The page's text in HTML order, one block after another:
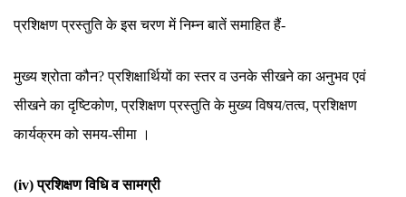
प्रशिक्षण प्रस्तुति के इस चरण में निम्न बातें समाहित हैं-
मुख्य श्रोता कौन? प्रशिक्षार्थियों का स्तर व उनके सीखने का अनुभव एवं
सीखने का दृष्टिकोण, प्रशिक्षण प्रस्तुति के मुख्य विषय/तत्व, प्रशिक्षण
कार्यक्रम को समय-सीमा ।
(iv) प्रशिक्षण विधि व सामग्री